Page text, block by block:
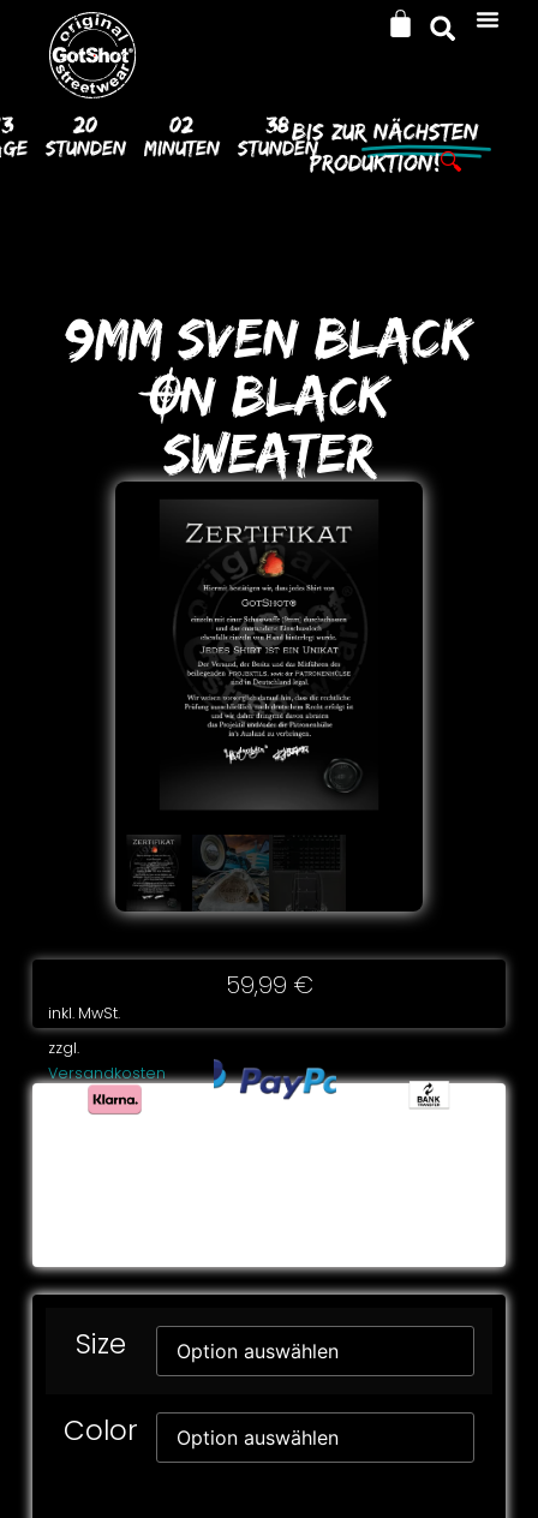
20
Stunden
02
Minuten
38
Stunden
Bis ZurNächsten
Produktion!🔍
9MM SVEN BLACK
ON BLACK
SWEATER
59,99 €
inkl. MwSt.
zzgl.
Versandkosten
Size
Color